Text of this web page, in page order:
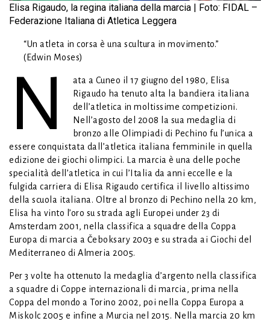
Elisa Rigaudo, la regina italiana della marcia | Foto: FIDAL –
Federazione Italiana di Atletica Leggera
“Un atleta in corsa è una scultura in movimento.”
(Edwin Moses)
N
ata a Cuneo il 17 giugno del 1980, Elisa
Rigaudo ha tenuto alta la bandiera italiana
dell’atletica in moltissime competizioni.
Nell’agosto del 2008 la sua medaglia di
bronzo alle Olimpiadi di Pechino fu l’unica a
essere conquistata dall’atletica italiana femminile in quella
edizione dei giochi olimpici. La marcia è una delle poche
specialità dell’atletica in cui l’Italia da anni eccelle e la
fulgida carriera di Elisa Rigaudo certifica il livello altissimo
della scuola italiana. Oltre al bronzo di Pechino nella 20 km,
Elisa ha vinto l’oro su strada agli Europei under 23 di
Amsterdam 2001, nella classifica a squadre della Coppa
Europa di marcia a Čeboksary 2003 e su strada ai Giochi del
Mediterraneo di Almeria 2005.
Per 3 volte ha ottenuto la medaglia d’argento nella classifica
a squadre di Coppe internazionali di marcia, prima nella
Coppa del mondo a Torino 2002, poi nella Coppa Europa a
Miskolc 2005 e infine a Murcia nel 2015. Nella marcia 20 km